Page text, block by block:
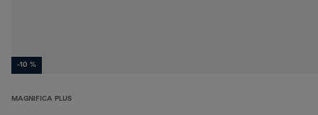
-10 %
MAGNIFICA PLUS